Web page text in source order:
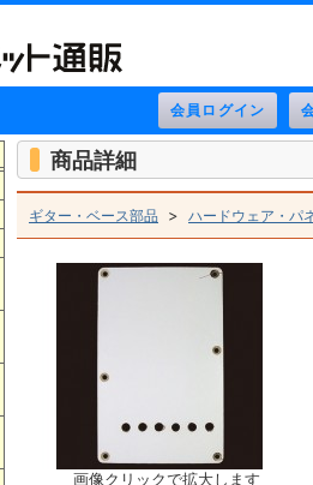
商品詳細
ギター・ベース部品 > ハードウェア・パ
画像クリックで拡大します